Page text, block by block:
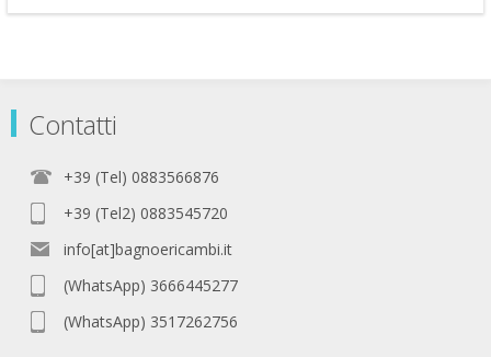
Contatti
+39 (Tel) 0883566876
+39 (Tel2) 0883545720
info[at]bagnoericambi.it
(WhatsApp) 3666445277
(WhatsApp) 3517262756